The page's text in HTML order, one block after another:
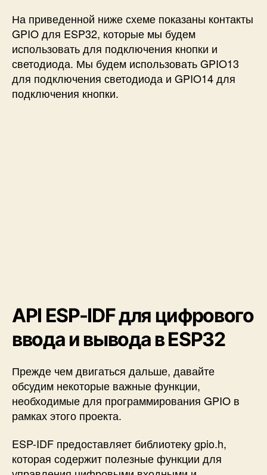
На приведенной ниже схеме показаны контакты
GPIO для ESP32, которые мы будем
использовать для подключения кнопки и
светодиода. Мы будем использовать GPIO13
для подключения светодиода и GPIO14 для
подключения кнопки.
API ESP-IDF для цифрового
ввода и вывода в ESP32
Прежде чем двигаться дальше, давайте
обсудим некоторые важные функции,
необходимые для программирования GPIO в
рамках этого проекта.
ESP-IDF предоставляет библиотеку gpio.h,
которая содержит полезные функции для